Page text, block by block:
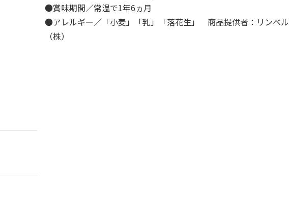
●賞味期間／常温で1年6ヵ月
●アレルギー／「小麦」「乳」「落花生」 商品提供者：リンベル
（株）